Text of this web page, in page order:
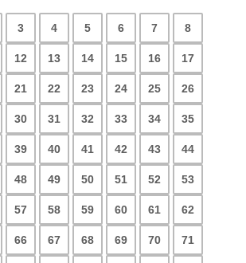
3 4 5 6 7 8
12 13 14 15 16 17
21 22 23 24 25 26
30 31 32 33 34 35
39 40 41 42 43 44
48 49 50 51 52 53
57 58 59 60 61 62
66 67 68 69 70 71